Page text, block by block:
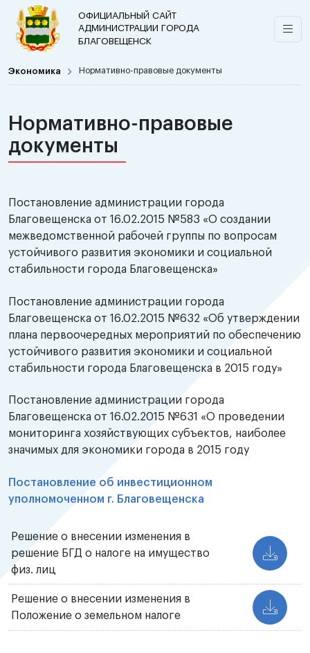
ОФИЦИАЛЬНЫЙ САЙТ
АДМИНИСТРАЦИИ ГОРОДА
БЛАГОВЕЩЕНСК
Экономика Нормативно-правовые документы
Нормативно-правовые
документы
Постановление администрации города
Благовещенска от 16.02.2015 №583 «О создании
межведомственной рабочей группы по вопросам
устойчивого развития экономики и социальной
стабильности города Благовещенска»
Постановление администрации города
Благовещенска от 16.02.2015 №632 «Об утверждении
плана первоочередных мероприятий по обеспечению
устойчивого развития экономики и социальной
стабильности города Благовещенска в 2015 году»
Постановление администрации города
Благовещенска от 16.02.2015 №631 «О проведении
мониторинга хозяйствующих субъектов, наиболее
значимых для экономики города в 2015 году
Постановление об инвестиционном
уполномоченном г. Благовещенска
Решение о внесении изменения в
решение БГД о налоге на имущество
физ. лиц
Решение о внесении изменения в
Положение о земельном налоге